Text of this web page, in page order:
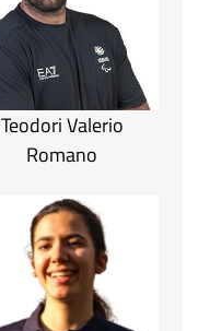
Teodori Valerio
Romano